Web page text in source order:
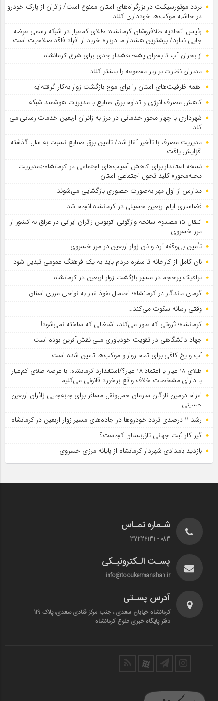
تردد موتورسیکلت در بزرگراه‌های استان ممنوع است/ زائران از پارک خودرو
در حاشیه موکب‌ها خودداری کنند
رئیس اتحادیه طلافروشان کرمانشاه: طلای کم‌عیار در شبکه رسمی عرضه
جایی ندارد/ بیشترین هشدار ما درباره خرید از افراد فاقد صلاحیت است
از بحران آب تا بحران پشه؛ هشدار جدی برای شرق کرمانشاه
مدیران نظارت بر زیر مجموعه را بیشتر کنند
همه ظرفیت‌های استان را برای موج بازگشت زوار به‌کار گرفته‌ایم
کاهش مصرف انرژی و تداوم برق صنایع با مدیریت هوشمند شبکه
شهرداری با چهار محور خدماتی در مرز به زائران اربعین خدمات رسانی می
کند
مدیریت مصرف با تأخیر آغاز شد/ تأمین برق صنایع نسبت به سال گذشته
افزایش یافت
نسخه استاندار برای کاهش آسیب‌های اجتماعی در کرمانشاه؛«مدیریت
محله‌محور» کلید تحول اجتماعی استان
مدارس از اول مهر به‌صورت حضوری بازگشایی می‌شوند
فضاسازی ایام اربعین حسینی در کرمانشاه انجام شد
انتقال ۱۵ مصدوم سانحه واژگونی اتوبوس زائران ایرانی در عراق به کشور از
مرز خسروی
تأمین بی‌وقفه آرد و نان زوار اربعین در مرز خسروی
نان کامل از کارخانه تا سفره مردم باید به یک فرهنگ عمومی تبدیل شود
ترافیک پرحجم در مسیر بازگشت زوار اربعین در کرمانشاه
گرمای ماندگار در کرمانشاه؛ احتمال نفوذ غبار به نواحی مرزی استان
وقتی رسانه سکوت می‌کند…
کرمانشاه؛ ثروتی که عبور می‌کند، اشتغالی که ساخته نمی‌شود!
جهاد دانشگاهی در تقویت خودباوری ملی نقش‌آفرین بوده است
آب و یخ کافی برای تمام زوار و موکب‌ها تامین شده است
طلای ۱۸ عیار یا اعتماد ۱۸ عیار؟/استاندارد کرمانشاه: با عرضه طلای کم‌عیار
یا دارای مشخصات خلاف واقع برخورد قانونی می‌کنیم
اعزام دومین ناوگان سازمان حمل‌ونقل مسافر برای جابه‌جایی زائران اربعین
حسینی
رشد ۱۱ درصدی تردد خودروها در جاده‌های مسیر زوار اربعین در کرمانشاه
گیر کار ثبت جهانی تاق‌بستان کجاست؟
بازدید بامدادی شهردار کرمانشاه از پایانه مرزی خسروی
شـماره تمـاس
083 - 37224131
پسـت الـکترونیـکی
info@toloukermanshah.ir
آدرس پسـتی
کرمانشاه خیابان سعدی ، جنب مرکز قنادی سعدی، پلاک 119
دفتر پایگاه خبری طلوع کرمانشاه